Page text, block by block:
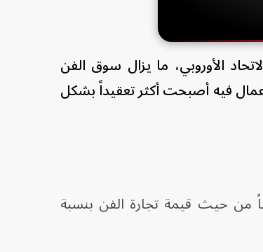
2016 على الخروج من الاتحاد الأوروبي، ما يزال سوق الفن
فيه أصبحت أكثر تعقيداً بشكل
من حيث قيمة تجارة الفن بنسبة